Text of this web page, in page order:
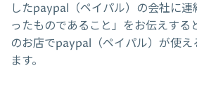
したpaypal（ペイパル）の会社に
ったものであること」をお伝えする
のお店でpaypal（ペイパル）が使え
ます。